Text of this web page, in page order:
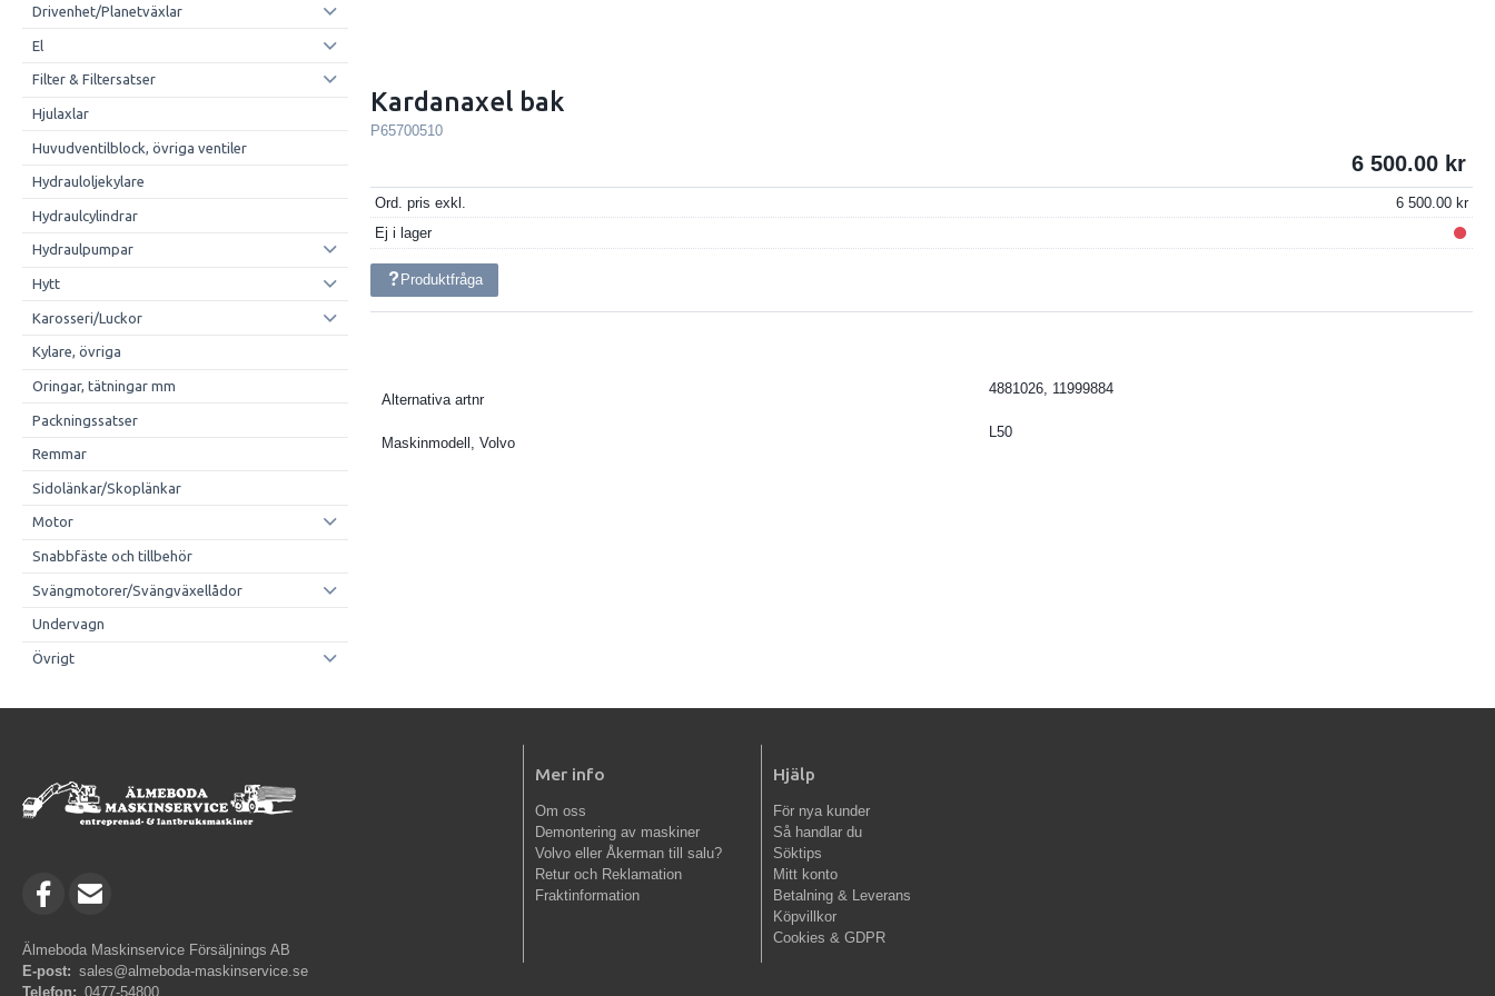
Drivenhet/Planetväxlar
El
Filter & Filtersatser
Hjulaxlar
Huvudventilblock, övriga ventiler
Hydrauloljekylare
Hydraulcylindrar
Hydraulpumpar
Hytt
Karosseri/Luckor
Kylare, övriga
Oringar, tätningar mm
Packningssatser
Remmar
Sidolänkar/Skoplänkar
Motor
Snabbfäste och tillbehör
Svängmotorer/Svängväxellådor
Undervagn
Övrigt
Kardanaxel bak
P65700510
6 500.00
Ord. pris exkl.
6 500.00
Ej i lager
Produktfråga
Alternativa artnr
4881026, 11999884
Maskinmodell, Volvo
L50
Älmeboda Maskinservice Försäljnings AB
E-post: sales@almeboda-maskinservice.se
Telefon: 0477-54800
Mer info
Om oss
Demontering av maskiner
Volvo eller Åkerman till salu?
Retur och Reklamation
Fraktinformation
Hjälp
För nya kunder
Så handlar du
Söktips
Mitt konto
Betalning & Leverans
Köpvillkor
Cookies & GDPR